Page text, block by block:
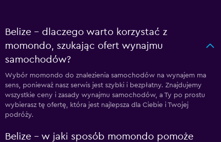
Belize – dlaczego warto korzystać z
momondo, szukając ofert wynajmu
samochodów?
Wybór momondo do znalezienia samochodów na wynajem ma
sens, ponieważ nasz serwis jest szybki i bezpłatny. Znajdujemy
wszystkie ceny i zasady wynajmu samochodów, a Ty po prostu
wybierasz tę ofertę, która jest najlepsza dla Ciebie i Twojej
podróży.
Belize – w jaki sposób momondo pomoże